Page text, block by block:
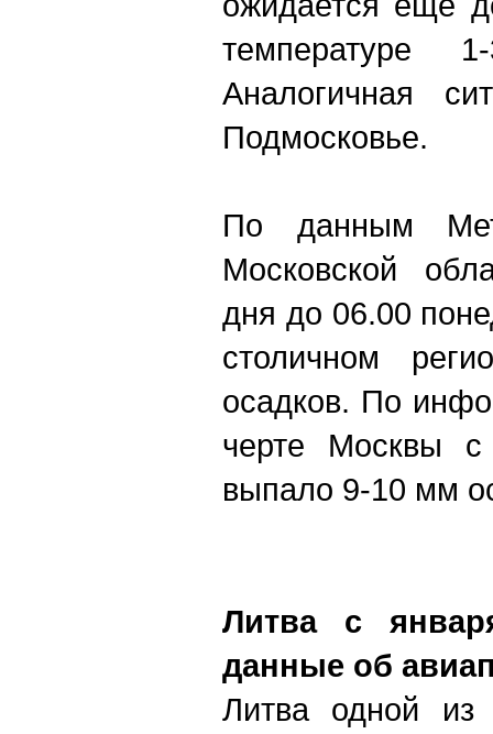
температуре
Аналогичная
Подмосковье.
По данным
Московской
дня до 06.00
столичном
осадков. По
черте Москвы с
выпало 9-10 мм
Литва с
данные об
Литва одной